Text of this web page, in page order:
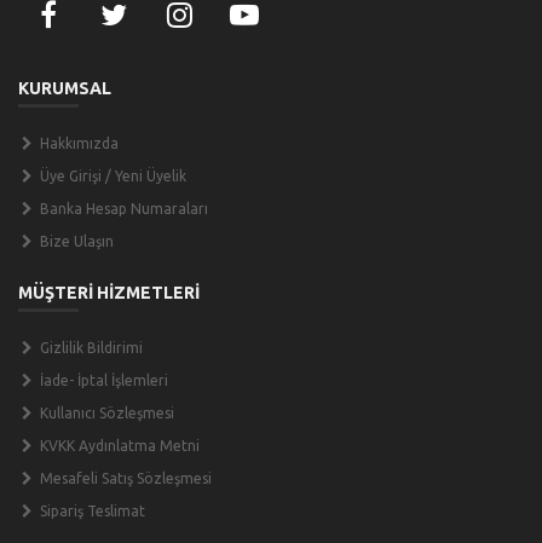
KURUMSAL
Hakkımızda
Üye Girişi / Yeni Üyelik
Banka Hesap Numaraları
Bize Ulaşın
MÜŞTERİ HİZMETLERİ
Gizlilik Bildirimi
İade- İptal İşlemleri
Kullanıcı Sözleşmesi
KVKK Aydınlatma Metni
Mesafeli Satış Sözleşmesi
Sipariş Teslimat